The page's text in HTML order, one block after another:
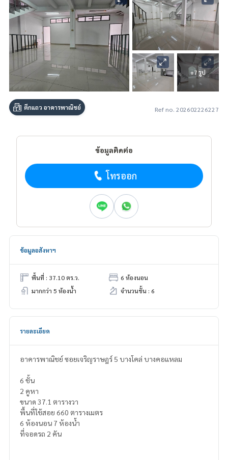
+7 รูป
ตึกแถว อาคารพาณิชย์ Ref no. 202602226227
ข้อมูลติดต่อ
โทรออก
ข้อมูลอสังหาฯ
พื้นที่ : 37.10 ตร.ว.
6 ห้องนอน
มากกว่า 5 ห้องน้ำ
จำนวนชั้น : 6
รายละเอียด
อาคารพาณิชย์ ซอยเจริญราษฎร์ 5 บางโคล่ บางคอแหลม
6 ชั้น
2 คูหา
ขนาด 37.1 ตารางวา
พื้นที่ใช้สอย 660 ตารางเมตร
6 ห้องนอน 7 ห้องน้ำ
ที่จอดรถ 2 คัน